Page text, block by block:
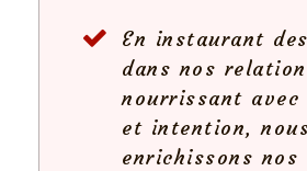
En instaurant
dans nos
nourrissant avec
et intention,
enrichissons